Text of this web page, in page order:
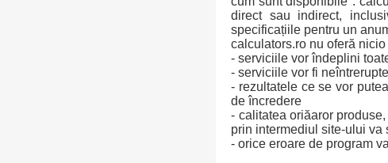
direct sau indirect,
specificațiile pentru un
calculators.ro nu oferă
- serviciile vor îndeplini
- serviciile vor fi
- rezultatele ce se vor
de încredere
- calitatea oriăaror
prin intermediul site-ului va
- orice eroare de program